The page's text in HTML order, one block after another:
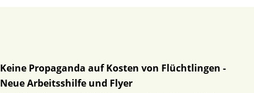
Keine Propaganda auf Kosten von Flüchtlingen -
Neue Arbeitsshilfe und Flyer